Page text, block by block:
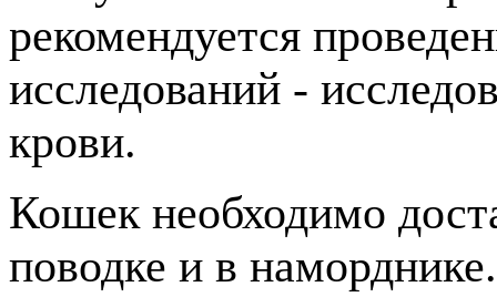
рекомендуется
исследований -
крови.
Кошек необходимо
поводке и в